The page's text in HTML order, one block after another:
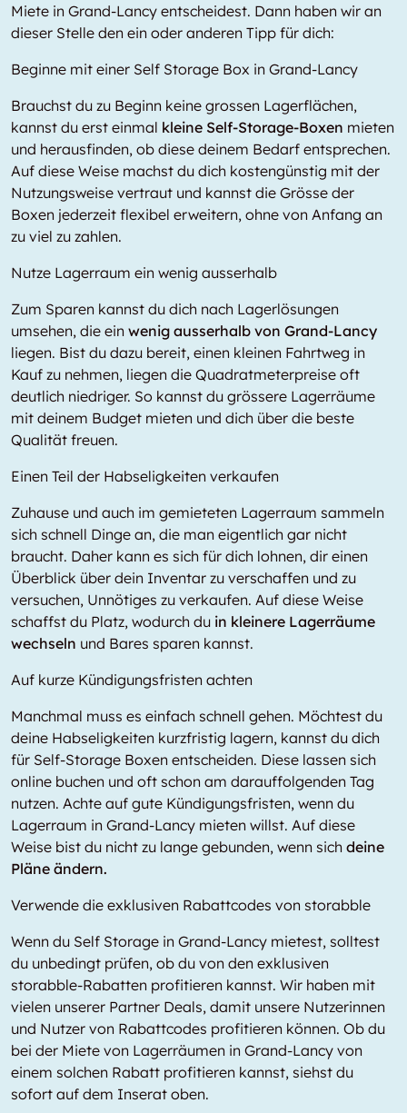
Miete in Grand-Lancy entscheidest. Dann haben wir an
dieser Stelle den ein oder anderen Tipp für dich:
Beginne mit einer Self Storage Box in Grand-Lancy
Brauchst du zu Beginn keine grossen Lagerflächen,
kannst du erst einmal kleine Self-Storage-Boxen mieten
und herausfinden, ob diese deinem Bedarf entsprechen.
Auf diese Weise machst du dich kostengünstig mit der
Nutzungsweise vertraut und kannst die Grösse der
Boxen jederzeit flexibel erweitern, ohne von Anfang an
zu viel zu zahlen.
Nutze Lagerraum ein wenig ausserhalb
Zum Sparen kannst du dich nach Lagerlösungen
umsehen, die ein wenig ausserhalb von Grand-Lancy
liegen. Bist du dazu bereit, einen kleinen Fahrtweg in
Kauf zu nehmen, liegen die Quadratmeterpreise oft
deutlich niedriger. So kannst du grössere Lagerräume
mit deinem Budget mieten und dich über die beste
Qualität freuen.
Einen Teil der Habseligkeiten verkaufen
Zuhause und auch im gemieteten Lagerraum sammeln
sich schnell Dinge an, die man eigentlich gar nicht
braucht. Daher kann es sich für dich lohnen, dir einen
Überblick über dein Inventar zu verschaffen und zu
versuchen, Unnötiges zu verkaufen. Auf diese Weise
schaffst du Platz, wodurch du in kleinere Lagerräume
wechseln und Bares sparen kannst.
Auf kurze Kündigungsfristen achten
Manchmal muss es einfach schnell gehen. Möchtest du
deine Habseligkeiten kurzfristig lagern, kannst du dich
für Self-Storage Boxen entscheiden. Diese lassen sich
online buchen und oft schon am darauffolgenden Tag
nutzen. Achte auf gute Kündigungsfristen, wenn du
Lagerraum in Grand-Lancy mieten willst. Auf diese
Weise bist du nicht zu lange gebunden, wenn sich deine
Pläne ändern.
Verwende die exklusiven Rabattcodes von storabble
Wenn du Self Storage in Grand-Lancy mietest, solltest
du unbedingt prüfen, ob du von den exklusiven
storabble-Rabatten profitieren kannst. Wir haben mit
vielen unserer Partner Deals, damit unsere Nutzerinnen
und Nutzer von Rabattcodes profitieren können. Ob du
bei der Miete von Lagerräumen in Grand-Lancy von
einem solchen Rabatt profitieren kannst, siehst du
sofort auf dem Inserat oben.